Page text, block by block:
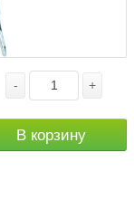
- +
В корзину